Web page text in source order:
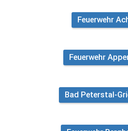
Feuerwehr
Feuerwehr
Bad Peterstal-